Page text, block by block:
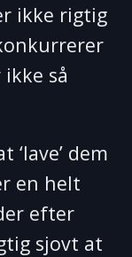
ikke rigtig
så
‘lave’ dem
en helt
efter
sjovt at